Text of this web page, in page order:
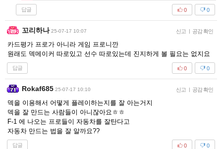
답글 0
0
꼬리하나 25-07-17 10:07 신고 | 공감 확인
카드평가 프로가 아니라 게임 프로니깐
원래도 덱메이커 따로있고 선수 따로있는데 진지하게 볼 필요는 없지요
답글 0
0
Rokaf685 25-07-17 10:10 신고 | 공감 확인
덱을 이용해서 어떻게 플레이하는지를 잘 아는거지
덱을 잘 만드는 사람들이 아니잖아요ㅎㅎ
F-1 에 나오는 프로들이 자동차를 잘탄다고
자동차 만드는 법을 잘 알까요??
답글 0
0